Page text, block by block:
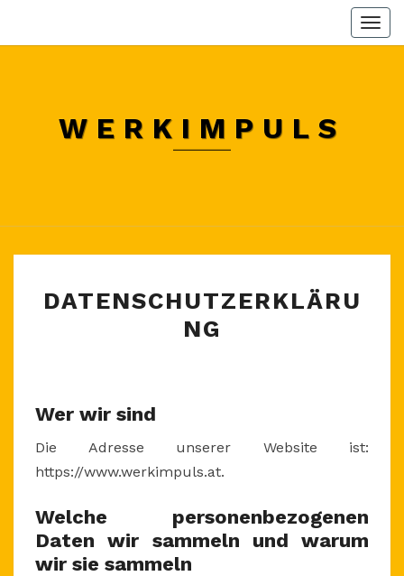
WERKIMPULS
DATENSCHUTZERKLÄRU
NG
Wer wir sind
Die Adresse unserer Website ist:
https://www.werkimpuls.at.
Welche personenbezogenen
Daten wir sammeln und warum
wir sie sammeln